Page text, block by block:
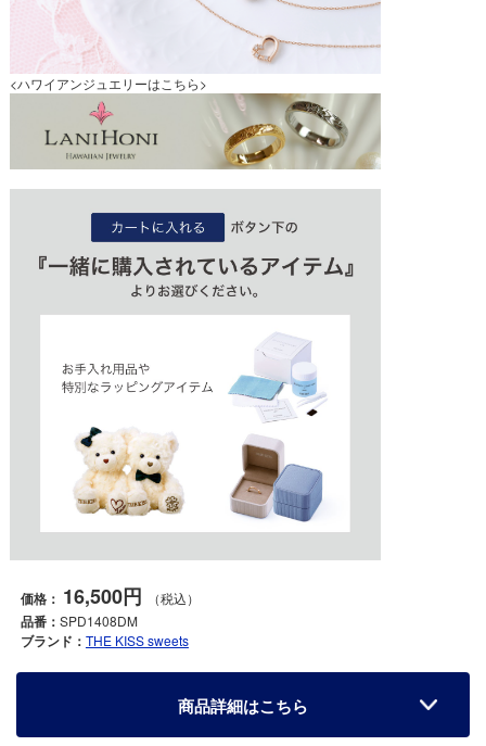
<ハワイアンジュエリーはこちら>
価格： 16,500円 （税込）
品番： SPD1408DM
ブランド： THE KISS sweets
商品詳細はこちら